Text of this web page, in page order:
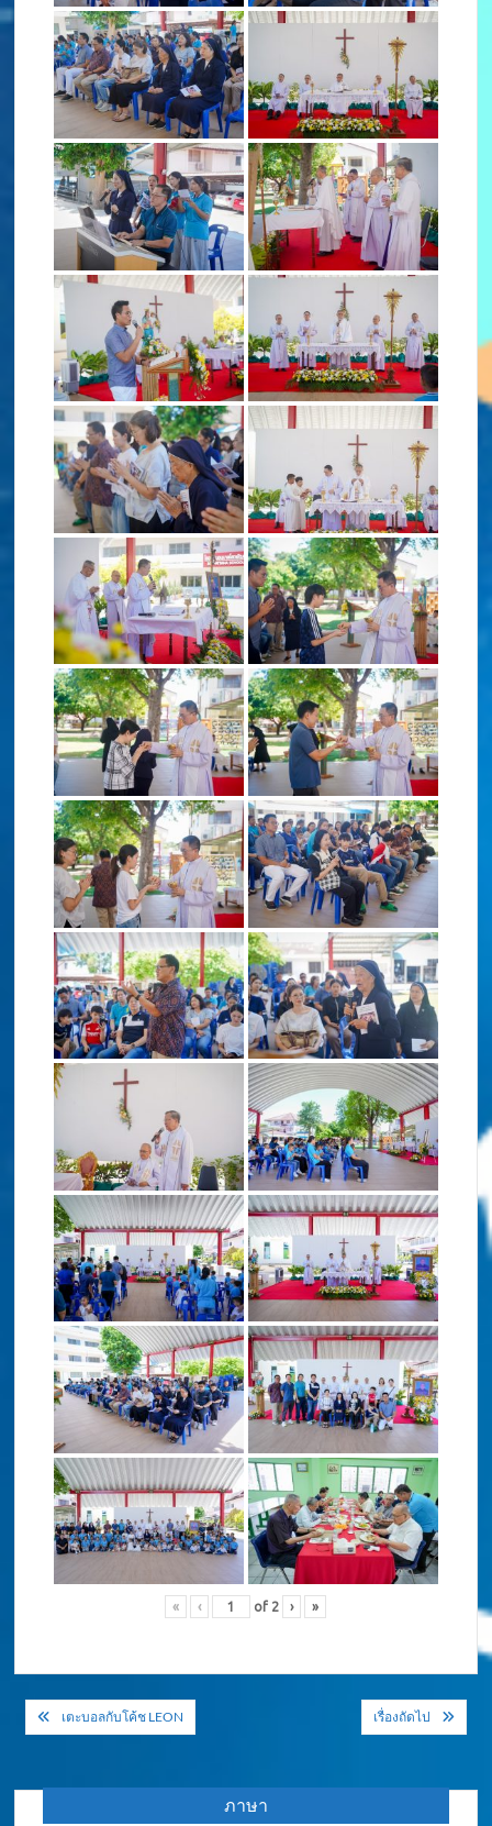
« ‹ of 2 › »
แนะแนว
เตะบอลกับโค้ช LEON เรื่องถัดไป
ภาษา